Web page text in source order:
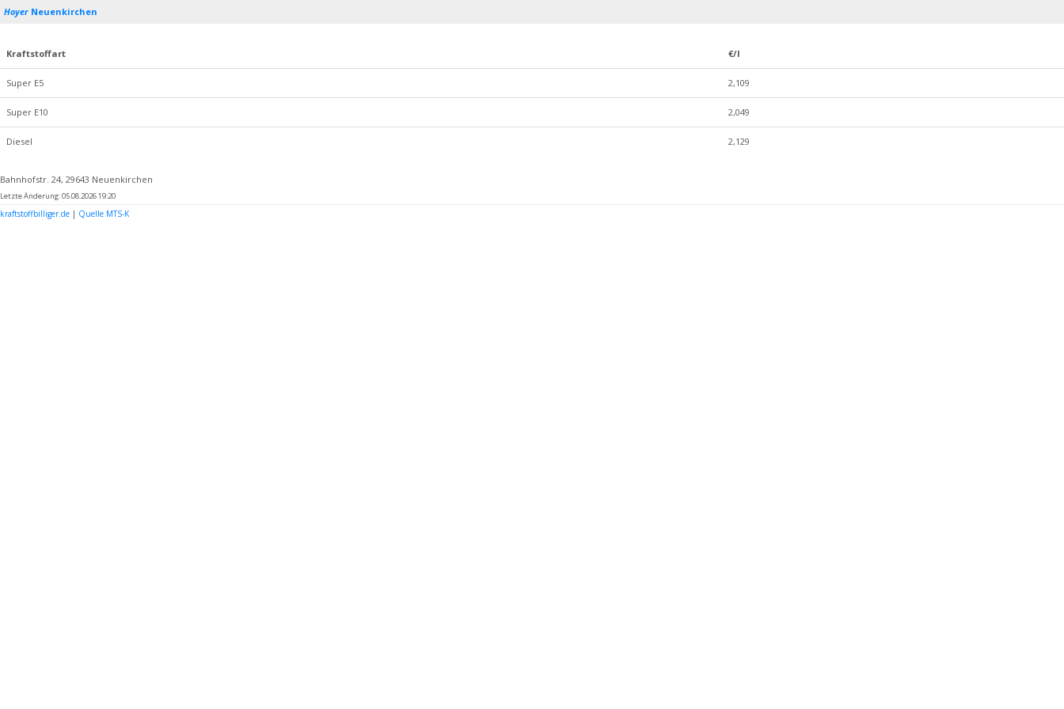
Hoyer Neuenkirchen
Kraftstoffart €/l
Super E5 2,109
Super E10 2,049
Diesel 2,129
Bahnhofstr. 24, 29643 Neuenkirchen
Letzte Änderung: 05.08.2026 19:20
kraftstoffbilliger.de | Quelle MTS-K